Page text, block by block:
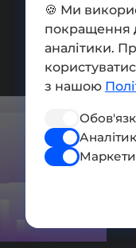
🍪 Ми
покращення
аналітики.
з нашою